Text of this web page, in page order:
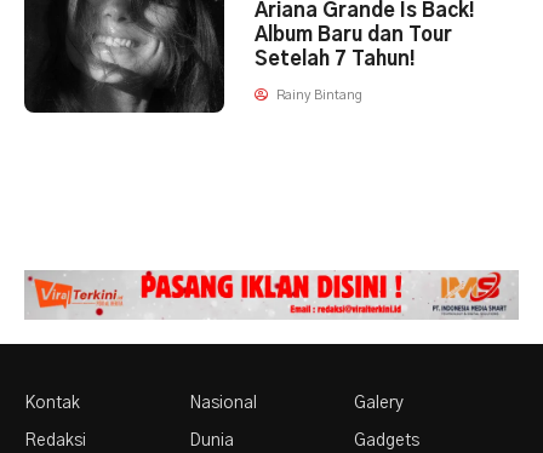
Ariana Grande Is Back!
Album Baru dan Tour
Setelah 7 Tahun!
Rainy Bintang
Kontak
Redaksi
Nasional
Dunia
Galery
Gadgets